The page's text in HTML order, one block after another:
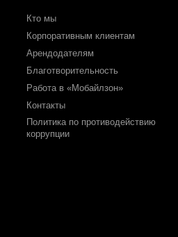
Кто мы
Корпоративным клиентам
Арендодателям
Благотворительность
Работа в «Мобайлзон»
Контакты
Политика по противодействию
коррупции